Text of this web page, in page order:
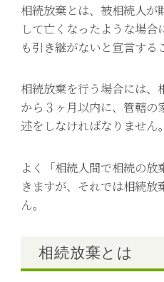
相続放棄とは、被相続人が
して亡くなったような場合
も引き継がないと宣言する
相続放棄を行う場合には、
から３ヶ月以内に、管轄の
述をしなければなりません。
よく「相続人間で相続の
きますが、それでは相続
ん。
相続放棄とは